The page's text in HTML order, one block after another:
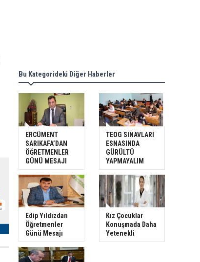
Bu Kategorideki Diğer Haberler
ERCÜMENT
SARIKAFA’DAN
ÖĞRETMENLER
GÜNÜ MESAJI
TEOG SINAVLARI
ESNASINDA
GÜRÜLTÜ
YAPMAYALIM
Edip Yıldızdan
Öğretmenler
Günü Mesajı
Kız Çocuklar
Konuşmada Daha
Yetenekli